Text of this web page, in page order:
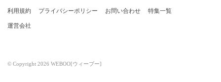
利用規約 プライバシーポリシー お問い合わせ 特集一覧
運営会社
© Copyright 2026 WEBOO[ウィーブー]